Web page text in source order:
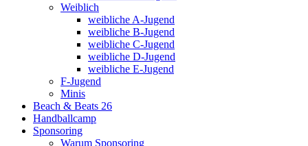
Weiblich
weibliche A-Jugend
weibliche B-Jugend
weibliche C-Jugend
weibliche D-Jugend
weibliche E-Jugend
F-Jugend
Minis
Beach & Beats 26
Handballcamp
Sponsoring
Warum Sponsoring